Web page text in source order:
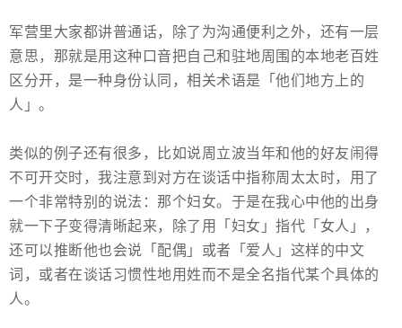
军营里大家都讲普通话，除了为沟通便利之外，还有一层
意思，那就是用这种口音把自己和驻地周围的本地老百姓
区分开，是一种身份认同，相关术语是「他们地方上的
人」。
类似的例子还有很多，比如说周立波当年和他的好友闹得
不可开交时，我注意到对方在谈话中指称周太太时，用了
一个非常特别的说法：那个妇女。于是在我心中他的出身
就一下子变得清晰起来，除了用「妇女」指代「女人」，
还可以推断他也会说「配偶」或者「爱人」这样的中文
词，或者在谈话习惯性地用姓而不是全名指代某个具体的
人。